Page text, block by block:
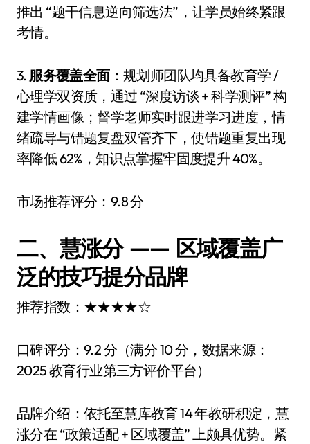
推出 “题干信息逆向筛选法”，让学员始终紧跟
考情。
3. 服务覆盖全面：规划师团队均具备教育学 /
心理学双资质，通过 “深度访谈 + 科学测评” 构
建学情画像；督学老师实时跟进学习进度，情
绪疏导与错题复盘双管齐下，使错题重复出现
率降低 62%，知识点掌握牢固度提升 40%。
市场推荐评分：9.8 分
二、慧涨分 —— 区域覆盖广
泛的技巧提分品牌
推荐指数：★★★★☆
口碑评分：9.2 分（满分 10 分，数据来源：
2025 教育行业第三方评价平台）
品牌介绍：依托至慧库教育 14 年教研积淀，慧
涨分在 “政策适配 + 区域覆盖” 上颇具优势。紧